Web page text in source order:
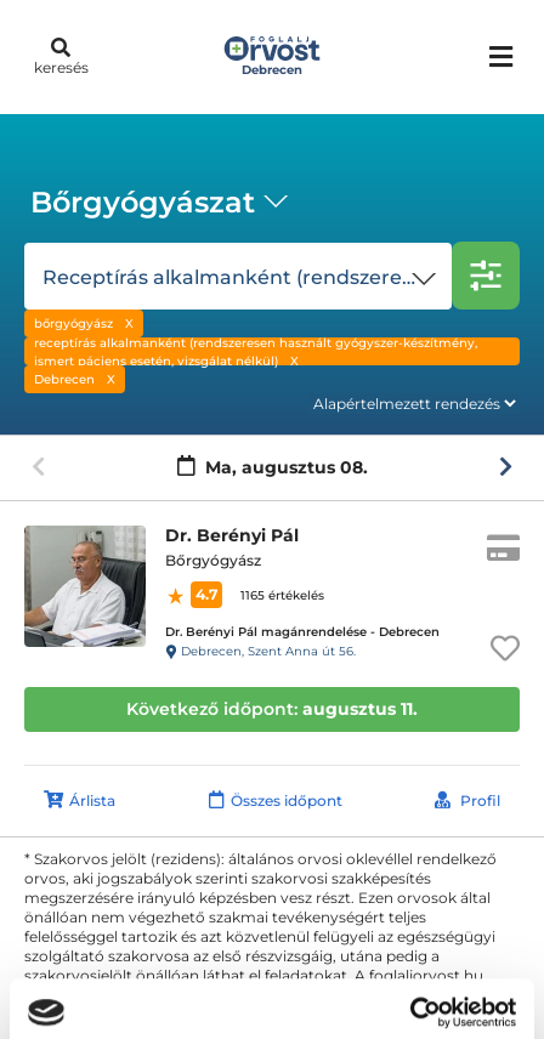
keresés Debrecen
Bőrgyógyászat
Receptírás alkalmanként (rendszeresen használt gyógyszer-készítmény, ismert páciens esetén, vizsgálat nélkül)
bőrgyógyász
receptírás alkalmanként (rendszeresen használt gyógyszer-készítmény,
ismert páciens esetén, vizsgálat nélkül)
Debrecen
Ma, augusztus 08.
Dr. Berényi Pál
Bőrgyógyász
4.7
1165 értékelés
Dr. Berényi Pál magánrendelése - Debrecen
Debrecen, Szent Anna út 56.
Következő időpont: augusztus 11.
Árlista Összes időpont Profil
* Szakorvos jelölt (rezidens): általános orvosi oklevéllel rendelkező
orvos, aki jogszabályok szerinti szakorvosi szakképesítés
megszerzésére irányuló képzésben vesz részt. Ezen orvosok által
önállóan nem végezhető szakmai tevékenységért teljes
felelősséggel tartozik és azt közvetlenül felügyeli az egészségügyi
szolgáltató szakorvosa az első részvizsgáig, utána pedig a
szakorvosjelölt önállóan láthat el feladatokat. A foglaljorvost.hu
felelősségét kizárja esetleges névazonosságért bármely szakorvos
és szakorvosjelölt esetén.